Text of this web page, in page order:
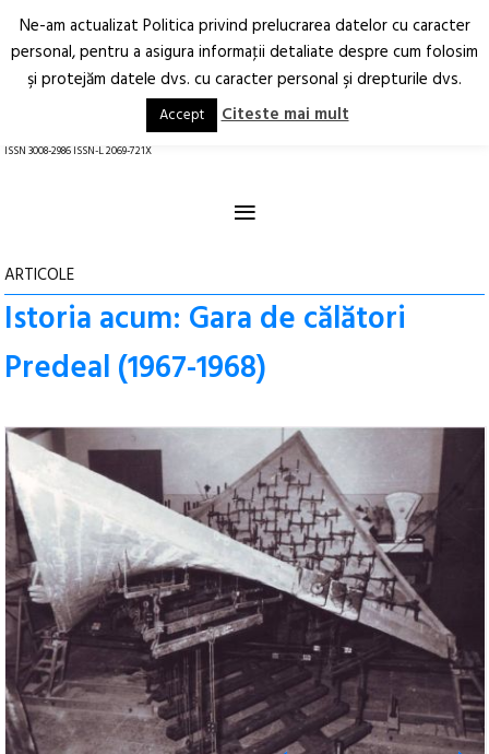
Arhitectură.
Oraș.
RO EN
ISSN 3008-2986 ISSN-L 2069-721X
≡
ARTICOLE
Istoria acum: Gara de călători
Predeal (1967-1968)
Ne-am actualizat Politica privind prelucrarea datelor cu caracter
personal, pentru a asigura informaţii detaliate despre cum folosim
şi protejăm datele dvs. cu caracter personal şi drepturile dvs.
Accept Citeste mai mult